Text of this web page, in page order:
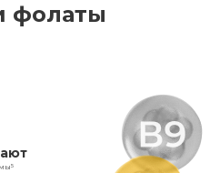
фолаты
5